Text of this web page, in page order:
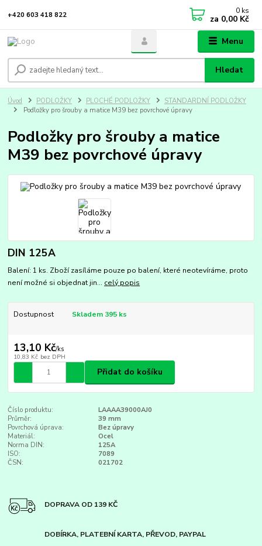
Menu
Hledat
+420 603 418 822 0 ks
za 0,00 Kč
Úvod PODLOŽKY PLOCHÉ PODLOŽKY
STANDARDNÍ PODLOŽKY
Podložky pro šrouby a matice M39 bez povrchové úpravy
Podložky pro šrouby a matice
M39 bez povrchové úpravy
DIN 125A
Balení: 1 ks. Zboží zasíláme pouze po balení, které neotevíráme, proto
není možné si objednat jin... celý popis
Dostupnost Skladem 395 ks
13,10 Kč/ks
10,83 Kč bez DPH
Přidat do košíku
Číslo produktu:
LAAAA39000AJ0
Průměr:
39 mm
Povrchová úprava:
Bez úpravy
Materiál:
Ocel
Norma DIN:
125A
ISO:
7089
ČSN:
021702
DOPRAVA OD 139 KČ
DOBÍRKA, PLATEBNÍ KARTA, PŘEVOD, PAYPAL